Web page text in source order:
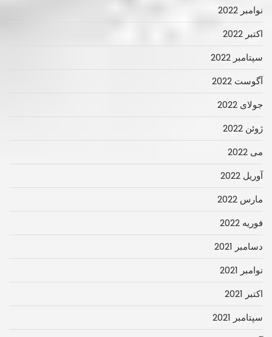
نوامبر 2022
اکتبر 2022
سپتامبر 2022
آگوست 2022
جولای 2022
ژوئن 2022
می 2022
آوریل 2022
مارس 2022
فوریه 2022
دسامبر 2021
نوامبر 2021
اکتبر 2021
سپتامبر 2021